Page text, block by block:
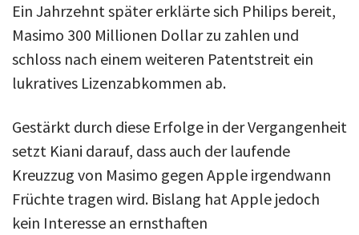
Ein Jahrzehnt später erklärte sich Philips bereit,
Masimo 300 Millionen Dollar zu zahlen und
schloss nach einem weiteren Patentstreit ein
lukratives Lizenzabkommen ab.
Gestärkt durch diese Erfolge in der Vergangenheit
setzt Kiani darauf, dass auch der laufende
Kreuzzug von Masimo gegen Apple irgendwann
Früchte tragen wird. Bislang hat Apple jedoch
kein Interesse an ernsthaften